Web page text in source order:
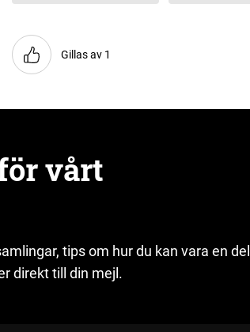
Gillas av 1
vårt
tips om hur du kan vara en del
direkt till din mejl.